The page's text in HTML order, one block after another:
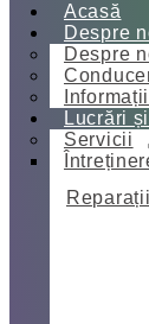
Acasă
Despre
Despre
Lucrări
Servicii